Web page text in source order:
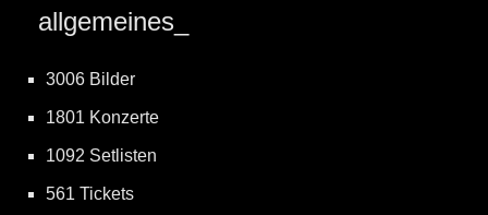
allgemeines_
3006 Bilder
1801 Konzerte
1092 Setlisten
561 Tickets